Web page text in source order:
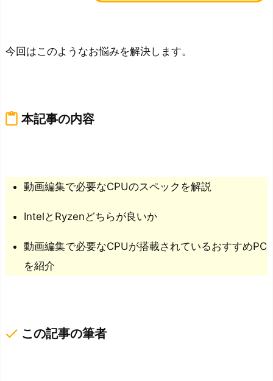
今回はこのようなお悩みを解決します。
content_paste 本記事の内容
動画編集で必要なCPUのスペックを解説
IntelとRyzenどちらが良いか
動画編集で必要なCPUが搭載されているおすすめPC
を紹介
done この記事の筆者